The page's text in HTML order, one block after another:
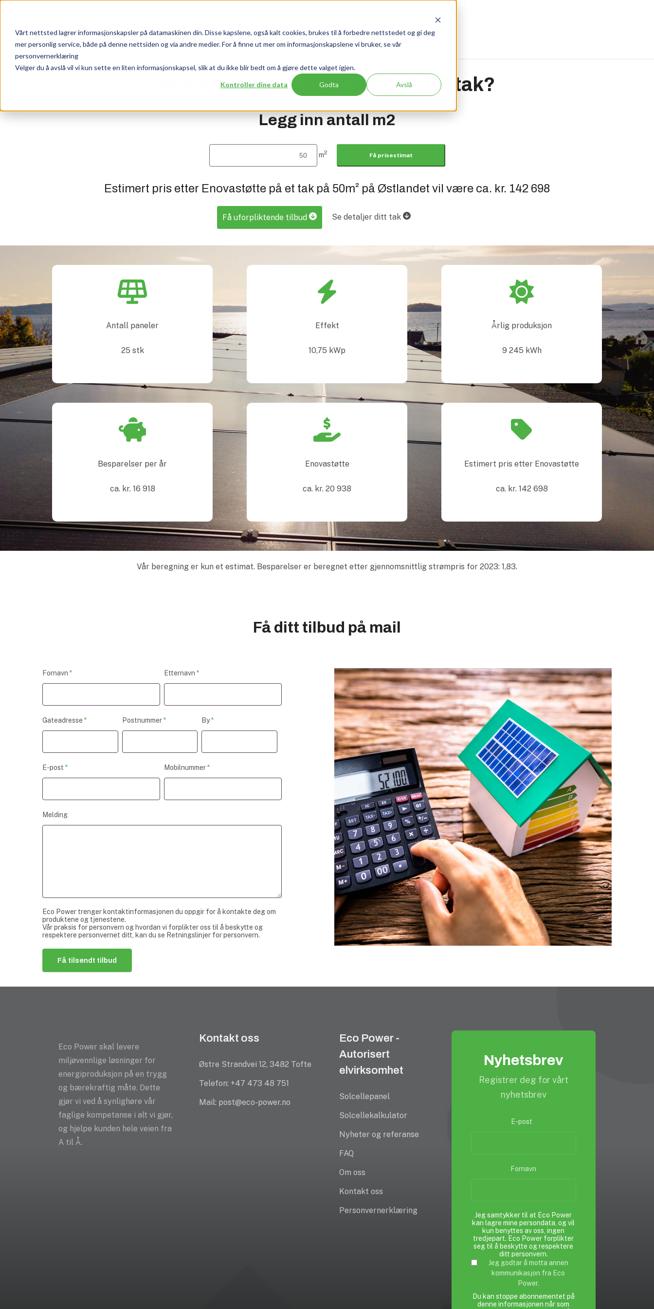
Vårt nettsted lagrer informasjonskapsler på datamaskinen din. Disse kapslene, også kalt cookies, brukes til å forbedre nettstedet og gi deg
mer personlig service, både på denne nettsiden og via andre medier. For å finne ut mer om informasjonskapslene vi bruker, se vår
personvernerklæring
Velger du å avslå vil vi kun sette en liten informasjonskapsel, slik at du ikke blir bedt om å gjøre dette valget igjen.
Kontroller dine data Godta Avslå
Solcellepanel Solcellekalkulator Nyheter og referanse More
Hva koster solcellepanel på ditt tak?
Legg inn antall m2
m2 Få prisestimat
Estimert pris etter Enovastøtte på et tak på 50m² på Østlandet vil være ca. kr. 142 698
Få uforpliktende tilbud Se detaljer ditt tak
Antall paneler
25 stk
Besparelser per år
ca. kr. 16 918
Effekt
10,75 kWp
Enovastøtte
ca. kr. 20 938
Årlig produksjon
9 245 kWh
Estimert pris etter Enovastøtte
ca. kr. 142 698
Vår beregning er kun et estimat. Besparelser er beregnet etter gjennomsnittlig strømpris for 2023: 1,83.
Få ditt tilbud på mail
Fornavn * Etternavn *
Gateadresse * Postnummer * By*
E-post * Mobilnummer*
Melding
Eco Power trenger kontaktinformasjonen du oppgir for å kontakte deg om
produktene og tjenestene.
Vår praksis for personvern og hvordan vi forplikter oss til å beskytte og
respektere personvernet ditt, kan du se Retningslinjer for personvern.
Eco Power skal levere
miljøvennlige løsninger for
energiproduksjon på en trygg
og bærekraftig måte. Dette
gjør vi ved å synlighøre vår
faglige kompetanse i alt vi gjør,
og hjelpe kunden hele veien fra
A til Å.
Kontakt oss
Østre Strandvei 12, 3482 Tofte
Telefon: +47 473 48 751
Mail: post@eco-power.no
Eco Power -
Autorisert
elvirksomhet
Solcellepanel
Solcellekalkulator
Nyheter og referanse
FAQ
Om oss
Kontakt oss
Personvernerklæring
Nyhetsbrev
Registrer deg for vårt
nyhetsbrev
E-post
Fornavn
Jeg samtykker til at Eco Power
kan lagre mine persondata, og vil
kun benyttes av oss, ingen
tredjepart. Eco Power forplikter
seg til å beskytte og respektere
ditt personvern.
Jeg godtar å motta annen
kommunikasjon fra Eco
Power.
Du kan stoppe abonnementet på
denne informasjonen når som